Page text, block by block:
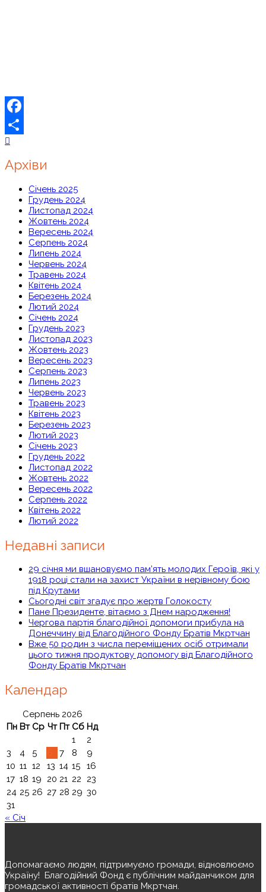
Facebook
Share
Архіви
Січень 2025
Грудень 2024
Листопад 2024
Жовтень 2024
Вересень 2024
Серпень 2024
Липень 2024
Червень 2024
Травень 2024
Квітень 2024
Березень 2024
Лютий 2024
Січень 2024
Грудень 2023
Листопад 2023
Жовтень 2023
Вересень 2023
Серпень 2023
Липень 2023
Червень 2023
Травень 2023
Квітень 2023
Березень 2023
Лютий 2023
Січень 2023
Грудень 2022
Листопад 2022
Жовтень 2022
Вересень 2022
Серпень 2022
Квітень 2022
Лютий 2022
Недавні записи
29 січня ми вшановуємо пам’ять молодих Героїв, які у
1918 році стали на захист України в нерівному бою
під Крутами
Сьогодні світ згадує про жертв Голокосту
Пане Президенте, вітаємо з Днем народження!
Чергова партія благодійної допомоги прибула на
Донеччину від Благодійного Фонду Братів Мкртчан
Вже 50 родин з числа переміщених осіб отримали
цього тижня продуктову допомогу від Благодійного
Фонду Братів Мкртчан
Календар
Серпень 2026
Пн Вт Ср Чт Пт Сб Нд
1
2
3
4 5 7 8
9
10 11 12 13 14 15
16
17 18 19 20 21 22
23
24 25 26 27 28 29 30
31
« Січ
Допомагаємо людям, підтримуємо громади, відновлюємо
Україну! ️ Благодійний Фонд є публічним майданчиком для
громадської активності братів Мкртчан.